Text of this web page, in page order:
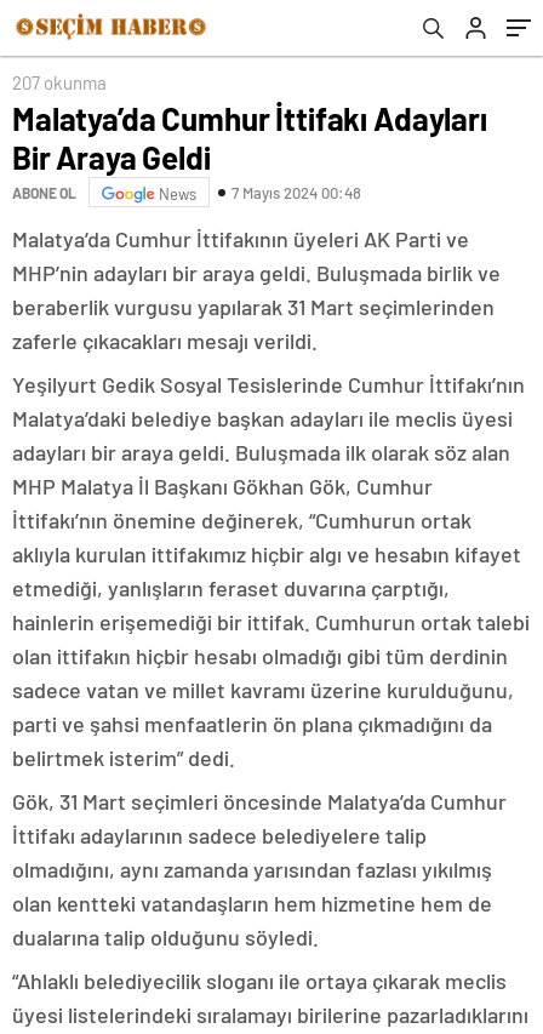
207 okunma
Malatya’da Cumhur İttifakı Adayları
Bir Araya Geldi
ABONE OL News 7 Mayıs 2024 00:48
Malatya’da Cumhur İttifakının üyeleri AK Parti ve
MHP’nin adayları bir araya geldi. Buluşmada birlik ve
beraberlik vurgusu yapılarak 31 Mart seçimlerinden
zaferle çıkacakları mesajı verildi.
Yeşilyurt Gedik Sosyal Tesislerinde Cumhur İttifakı’nın
Malatya’daki belediye başkan adayları ile meclis üyesi
adayları bir araya geldi. Buluşmada ilk olarak söz alan
MHP Malatya İl Başkanı Gökhan Gök, Cumhur
İttifakı’nın önemine değinerek, “Cumhurun ortak
aklıyla kurulan ittifakımız hiçbir algı ve hesabın kifayet
etmediği, yanlışların feraset duvarına çarptığı,
hainlerin erişemediği bir ittifak. Cumhurun ortak talebi
olan ittifakın hiçbir hesabı olmadığı gibi tüm derdinin
sadece vatan ve millet kavramı üzerine kurulduğunu,
parti ve şahsi menfaatlerin ön plana çıkmadığını da
belirtmek isterim” dedi.
Gök, 31 Mart seçimleri öncesinde Malatya’da Cumhur
İttifakı adaylarının sadece belediyelere talip
olmadığını, aynı zamanda yarısından fazlası yıkılmış
olan kentteki vatandaşların hem hizmetine hem de
dualarına talip olduğunu söyledi.
“Ahlaklı belediyecilik sloganı ile ortaya çıkarak meclis
üyesi listelerindeki sıralamayı birilerine pazarladıklarını